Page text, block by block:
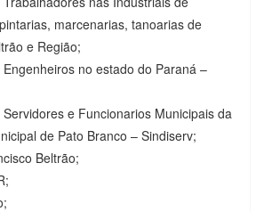
marcenarias, tanoarias de
e Região;
no estado do Paraná –
e Funcionarios Municipais da
de Pato Branco – Sindiserv;
Beltrão;